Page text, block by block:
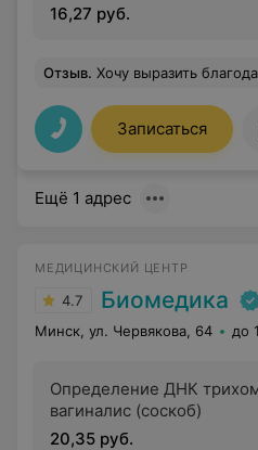
16,27 руб.
Отзыв. Хочу выразить благодарность Боровому Александру
Записаться
Ещё 1 адрес
МЕДИЦИНСКИЙ ЦЕНТР
4.7 Биомедика
Минск, ул. Червякова, 64 до
Определение ДНК
вагиналис (соскоб)
20,35 руб.